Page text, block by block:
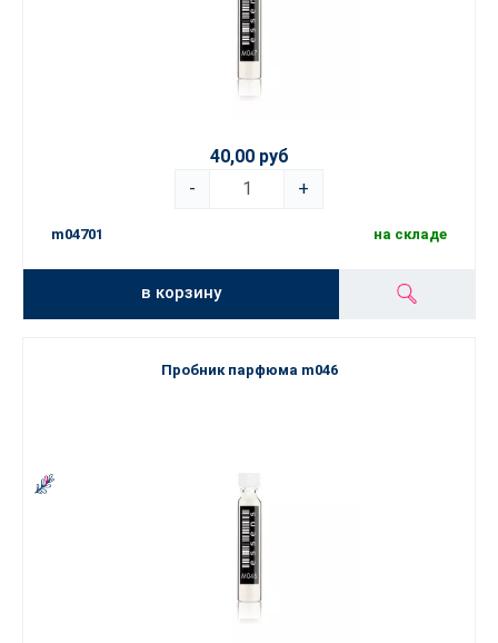
40,00 руб
-
+
m04701 на складе
в корзину
Пробник парфюма m046